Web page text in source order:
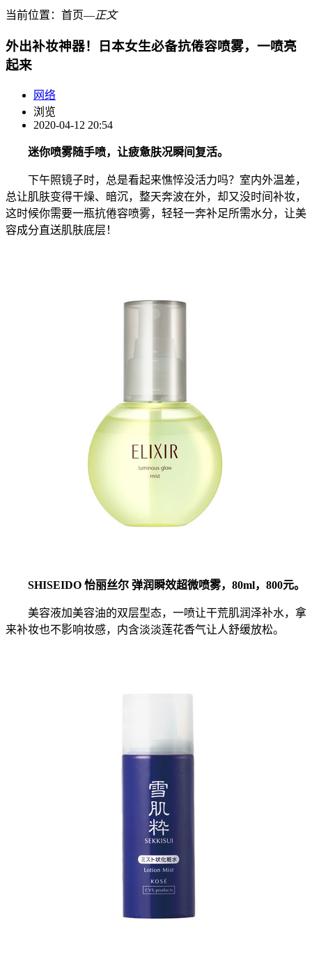
当前位置： 首页―正文
外出补妆神器！日本女生必备抗倦容喷雾，一喷亮
起来
网络
浏览
2020-04-12 20:54
迷你喷雾随手喷，让疲惫肤况瞬间复活。
下午照镜子时，总是看起来憔悴没活力吗？室内外温差，
总让肌肤变得干燥、暗沉，整天奔波在外，却又没时间补妆，
这时候你需要一瓶抗倦容喷雾，轻轻一奔补足所需水分，让美
容成分直送肌肤底层！
SHISEIDO 怡丽丝尔 弹润瞬效超微喷雾，80ml，800元。
美容液加美容油的双层型态，一喷让干荒肌润泽补水，拿
来补妆也不影响妆感，内含淡淡莲花香气让人舒缓放松。